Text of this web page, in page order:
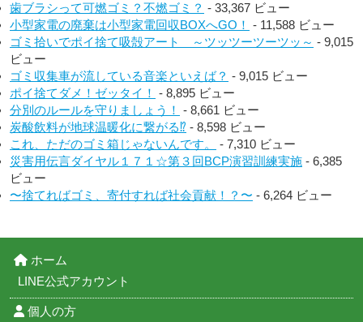
歯ブラシって可燃ゴミ？不燃ゴミ？ - 33,367 ビュー
小型家電の廃棄は小型家電回収BOXへGO！ - 11,588 ビュー
ゴミ拾いでポイ捨て吸殻アート ～ツッツーツーツッ～ - 9,015
ビュー
ゴミ収集車が流している音楽といえば？ - 9,015 ビュー
ポイ捨てダメ！ゼッタイ！ - 8,895 ビュー
分別のルールを守りましょう！ - 8,661 ビュー
炭酸飲料が地球温暖化に繋がる⁉︎ - 8,598 ビュー
これ、ただのゴミ箱じゃないんです。
- 7,310 ビュー
災害用伝言ダイヤル１７１☆第３回BCP演習訓練実施 - 6,385
ビュー
〜捨てればゴミ、寄付すれば社会貢献！？〜 - 6,264 ビュー
ホーム
LINE公式アカウント
個人の方